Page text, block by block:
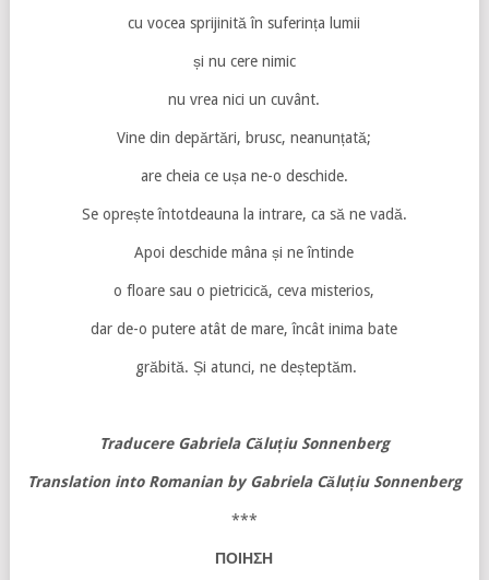
cu vocea sprijinită în suferința lumii
și nu cere nimic
nu vrea nici un cuvânt.
Vine din depărtări, brusc, neanunțată;
are cheia ce ușa ne-o deschide.
Se oprește întotdeauna la intrare, ca să ne vadă.
Apoi deschide mâna și ne întinde
o floare sau o pietricică, ceva misterios,
dar de-o putere atât de mare, încât inima bate
grăbită. Și atunci, ne deșteptăm.
Traducere Gabriela Căluțiu Sonnenberg
Translation into Romanian by Gabriela Căluțiu Sonnenberg
***
ΠΟΙΗΣΗ